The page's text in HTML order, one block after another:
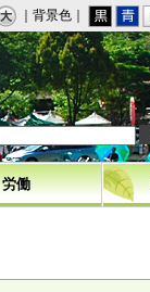
｜背景色｜
働